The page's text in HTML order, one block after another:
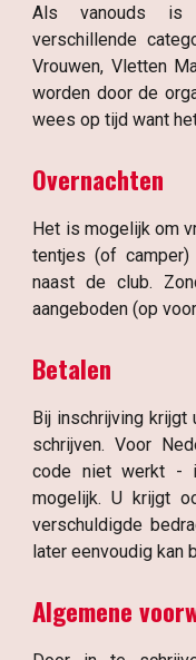
Als vanouds is
verschillende
Vrouwen, Vletten
worden door de
wees op tijd want
Overnachten
Het is mogelijk om
tentjes (of
naast de club.
aangeboden (op
Betalen
Bij inschrijving krijgt
schrijven. Voor
code niet werkt -
mogelijk. U krijgt
verschuldigde
later eenvoudig kan
Algemene